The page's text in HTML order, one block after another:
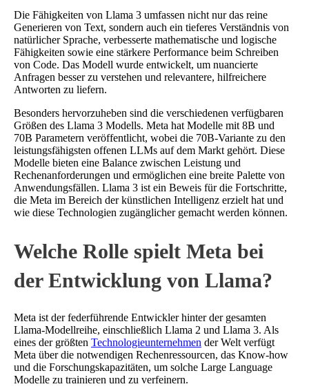
Die Fähigkeiten von Llama 3 umfassen nicht nur das reine
Generieren von Text, sondern auch ein tieferes Verständnis von
natürlicher Sprache, verbesserte mathematische und logische
Fähigkeiten sowie eine stärkere Performance beim Schreiben
von Code. Das Modell wurde entwickelt, um nuancierte
Anfragen besser zu verstehen und relevantere, hilfreichere
Antworten zu liefern.
Besonders hervorzuheben sind die verschiedenen verfügbaren
Größen des Llama 3 Modells. Meta hat Modelle mit 8B und
70B Parametern veröffentlicht, wobei die 70B-Variante zu den
leistungsfähigsten offenen LLMs auf dem Markt gehört. Diese
Modelle bieten eine Balance zwischen Leistung und
Rechenanforderungen und ermöglichen eine breite Palette von
Anwendungsfällen. Llama 3 ist ein Beweis für die Fortschritte,
die Meta im Bereich der künstlichen Intelligenz erzielt hat und
wie diese Technologien zugänglicher gemacht werden können.
Welche Rolle spielt Meta bei
der Entwicklung von Llama?
Meta ist der federführende Entwickler hinter der gesamten
Llama-Modellreihe, einschließlich Llama 2 und Llama 3. Als
eines der größten Technologieunternehmen der Welt verfügt
Meta über die notwendigen Rechenressourcen, das Know-how
und die Forschungskapazitäten, um solche Large Language
Modelle zu trainieren und zu verfeinern.